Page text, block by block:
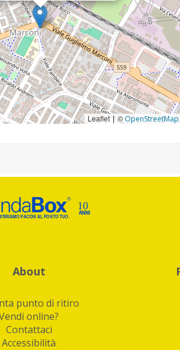
Leaflet|© OpenStreetMap
About
punto di ritiro
online?
Contattaci
Accessibilità